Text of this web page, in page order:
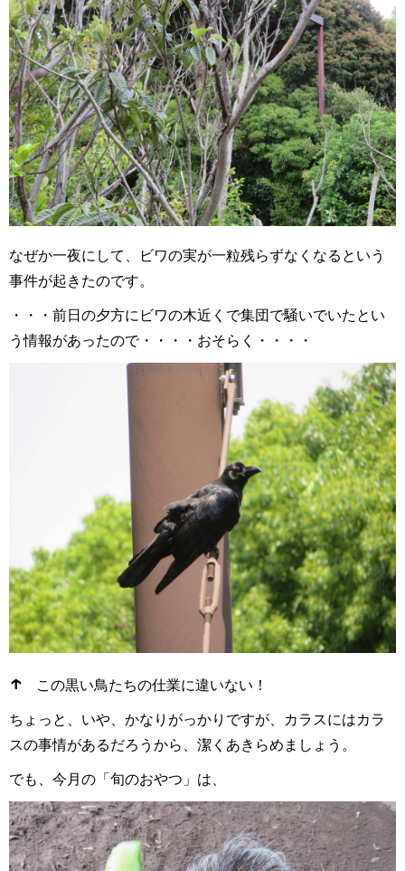
なぜか一夜にして、ビワの実が一粒残らずなくなるという
事件が起きたのです。
・・・前日の夕方にビワの木近くで集団で騒いでいたとい
う情報があったので・・・・おそらく・・・・
↑ この黒い鳥たちの仕業に違いない！
ちょっと、いや、かなりがっかりですが、カラスにはカラ
スの事情があるだろうから、潔くあきらめましょう。
でも、今月の「旬のおやつ」は、